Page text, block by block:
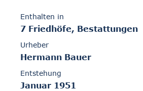
Enthalten in
7 Friedhöfe, Bestattungen
Urheber
Hermann Bauer
Entstehung
Januar 1951